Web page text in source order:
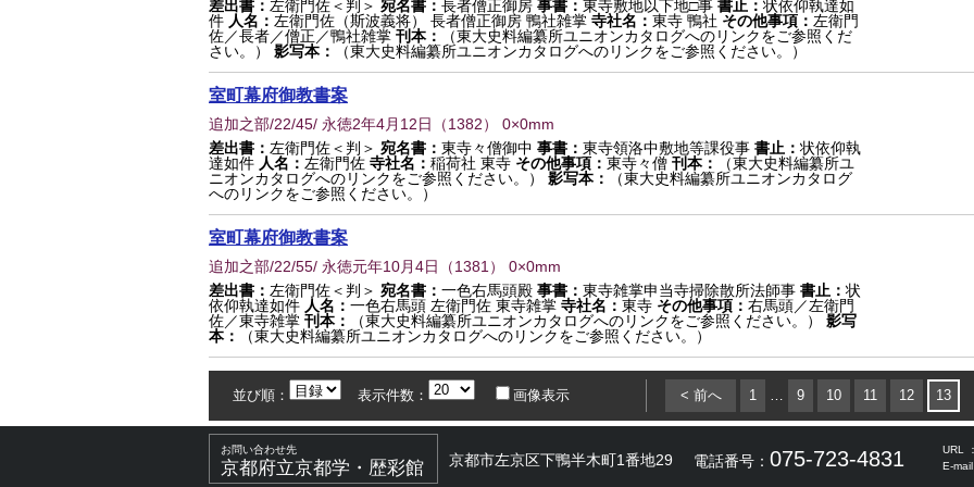
差出書： 左衛門佐＜判＞ 宛名書： 長者僧正御房 事書： 東寺敷地以下地□事 書止： 状依仰執達如
件 人名： 左衛門佐（斯波義将） 長者僧正御房 鴨社雑掌 寺社名： 東寺 鴨社 その他事項： 左衛門
佐／長者／僧正／鴨社雑掌 刊本：
（東大史料編纂所ユニオンカタログへのリンクをご参照くだ
さい。）
影写本： （東大史料編纂所ユニオンカタログへのリンクをご参照ください。）
室町幕府御教書案
追加之部/22/45/ 永徳2年4月12日 （1382） 0×0mm
差出書： 左衛門佐＜判＞ 宛名書： 東寺々僧御中 事書： 東寺領洛中敷地等課役事 書止： 状依仰執
達如件 人名： 左衛門佐 寺社名： 稲荷社 東寺 その他事項： 東寺々僧 刊本：
（東大史料編纂所ユ
ニオンカタログへのリンクをご参照ください。）
影写本：
（東大史料編纂所ユニオンカタログ
へのリンクをご参照ください。）
室町幕府御教書案
追加之部/22/55/ 永徳元年10月4日 （1381 ） 0×0mm
差出書： 左衛門佐＜判＞ 宛名書： 一色右馬頭殿 事書： 東寺雑掌申当寺掃除散所法師事 書止： 状
依仰執達如件 人名： 一色右馬頭 左衛門佐 東寺雑掌 寺社名： 東寺 その他事項： 右馬頭／左衛門
佐／東寺雑掌 刊本： （東大史料編纂所ユニオンカタログへのリンクをご参照ください。）
影写
本：
（東大史料編纂所ユニオンカタログへのリンクをご参照ください。）
並び順： 表示件数： 画像表示 < 前へ 1 … 9 10 11 12 13
お問い合わせ先
京都府立京都学・歴彩館 京都市左京区下鴨半木町1番地29 電話番号： 075-723-4831 URL ：
E-mail